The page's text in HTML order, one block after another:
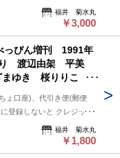
。 --発送について-- 振込確
※郵便局ご利用の場合、
け発送になります。 ※※※
す。 追跡番号から荷物の
について-- 此方から連絡
、購入手続き頂ければ幸
ない場合は キャンセル
員の方は支払い方法を
利用下さい。 --状態につい
れ/破れ/使用感等)は ある
検討頂ければ幸いです。
イト 430円 ※追跡番号あ
パックプラス 600円 ※追
ります。 (下記紹介部分
希望の場合 ※※郵便局
。 --発送について-- 振込確
※郵便局ご利用の場合、
福井 菊水丸
￥3,000
ぴん増刊 1991年
渡辺由架 平美
ゆき 桜りりこ 目
ブルマー倶楽部 ※
汚れ出ています。
ょ口座)、代引き便(郵便
登録しないと クレジット
員の方は支払い方法を
利用下さい。 --状態につい
れ/破れ/使用感等)は ある
福井 菊水丸
￥1,800